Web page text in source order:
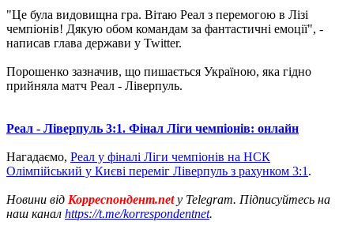
"Це була видовищна гра. Вітаю Реал з перемогою в Лізі
чемпіонів! Дякую обом командам за фантастичні емоції", -
написав глава держави у Twitter.
Порошенко зазначив, що пишається Україною, яка гідно
прийняла матч Реал - Ліверпуль.
Реал - Ліверпуль 3:1. Фінал Ліги чемпіонів: онлайн
Нагадаємо, Реал у фіналі Ліги чемпіонів на НСК
Олімпійський у Києві переміг Ліверпуль з рахунком 3:1 .
Новини від Корреспондент.netу Telegram. Підписуйтесь на
наш канал https://t.me/korrespondentnet.